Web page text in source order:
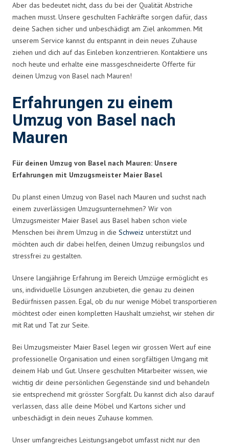
Aber das bedeutet nicht, dass du bei der Qualität Abstriche
machen musst. Unsere geschulten Fachkräfte sorgen dafür, dass
deine Sachen sicher und unbeschädigt am Ziel ankommen. Mit
unserem Service kannst du entspannt in dein neues Zuhause
ziehen und dich auf das Einleben konzentrieren. Kontaktiere uns
noch heute und erhalte eine massgeschneiderte Offerte für
deinen Umzug von Basel nach Mauren!
Erfahrungen zu einem
Umzug von Basel nach
Mauren
Für deinen Umzug von Basel nach Mauren: Unsere
Erfahrungen mit Umzugsmeister Maier Basel
Du planst einen Umzug von Basel nach Mauren und suchst nach
einem zuverlässigen Umzugsunternehmen? Wir von
Umzugsmeister Maier Basel aus Basel haben schon viele
Menschen bei ihrem Umzug in die Schweiz unterstützt und
möchten auch dir dabei helfen, deinen Umzug reibungslos und
stressfrei zu gestalten.
Unsere langjährige Erfahrung im Bereich Umzüge ermöglicht es
uns, individuelle Lösungen anzubieten, die genau zu deinen
Bedürfnissen passen. Egal, ob du nur wenige Möbel transportieren
möchtest oder einen kompletten Haushalt umziehst, wir stehen dir
mit Rat und Tat zur Seite.
Bei Umzugsmeister Maier Basel legen wir grossen Wert auf eine
professionelle Organisation und einen sorgfältigen Umgang mit
deinem Hab und Gut. Unsere geschulten Mitarbeiter wissen, wie
wichtig dir deine persönlichen Gegenstände sind und behandeln
sie entsprechend mit grösster Sorgfalt. Du kannst dich also darauf
verlassen, dass alle deine Möbel und Kartons sicher und
unbeschädigt in dein neues Zuhause kommen.
Unser umfangreiches Leistungsangebot umfasst nicht nur den